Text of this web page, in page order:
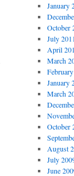
January
October
July 2011
April
March
January
March
October
August
July
June